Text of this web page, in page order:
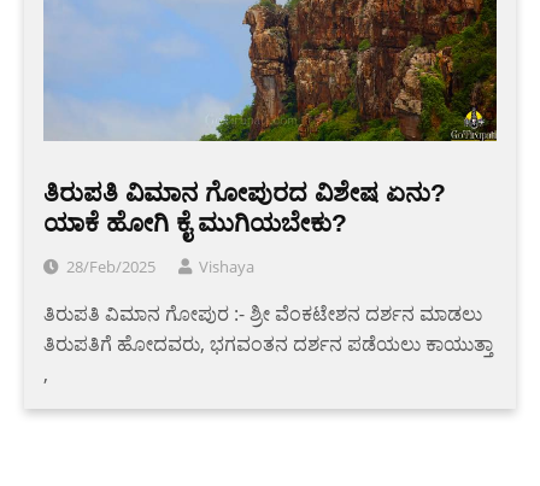
ತಿರುಪತಿ ವಿಮಾನ ಗೋಪುರದ ವಿಶೇಷ ಏನು?
ಯಾಕೆ ಹೋಗಿ ಕೈ ಮುಗಿಯಬೇಕು?
28/Feb/2025 Vishaya
ತಿರುಪತಿ ವಿಮಾನ ಗೋಪುರ :- ಶ್ರೀ ವೆಂಕಟೇಶನ ದರ್ಶನ ಮಾಡಲು
ತಿರುಪತಿಗೆ ಹೋದವರು, ಭಗವಂತನ ದರ್ಶನ ಪಡೆಯಲು ಕಾಯುತ್ತಾ
,